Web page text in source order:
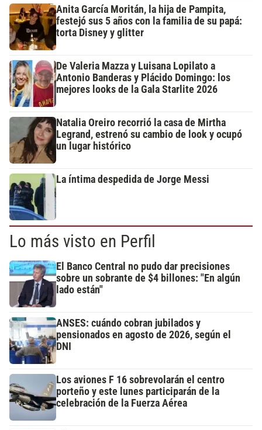
Anita García Moritán, la hija de Pampita,
festejó sus 5 años con la familia de su papá:
torta Disney y glitter
De Valeria Mazza y Luisana Lopilato a
Antonio Banderas y Plácido Domingo: los
mejores looks de la Gala Starlite 2026
Natalia Oreiro recorrió la casa de Mirtha
Legrand, estrenó su cambio de look y ocupó
un lugar histórico
La íntima despedida de Jorge Messi
Lo más visto en Perfil
El Banco Central no pudo dar precisiones
sobre un sobrante de $4 billones: "En algún
lado están"
ANSES: cuándo cobran jubilados y
pensionados en agosto de 2026, según el
DNI
Los aviones F 16 sobrevolarán el centro
porteño y este lunes participarán de la
celebración de la Fuerza Aérea